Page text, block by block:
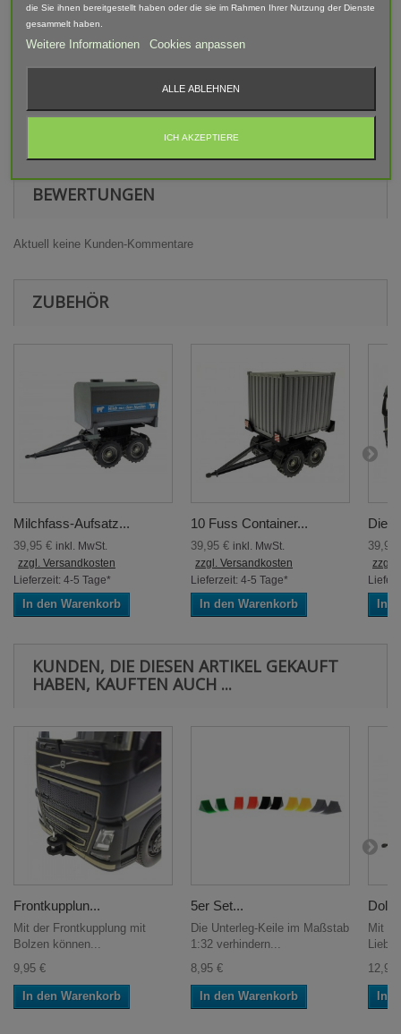
Warnhinweis
Achtung! Modellbauartikel nicht für Kinder unter 14 Jahren
geeignet! Erstickungsgefahr Aufgrund verschluckbarer und
BEWERTUNGEN
Aktuell keine Kunden-Kommentare
ZUBEHÖR
Milchfass-Aufsatz...
39,95 € inkl. MwSt.
zzgl. Versandkosten
Lieferzeit: 4-5 Tage*
In den Warenkorb
10 Fuss Container...
39,95 € inkl. MwSt.
zzgl. Versandkosten
Lieferzeit: 4-5 Tage*
In den Warenkorb
zzgl.
In
KUNDEN, DIE DIESEN ARTIKEL GEKAUFT
HABEN, KAUFTEN AUCH ...
Frontkupplun...
Mit der Frontkupplung mit
Bolzen können...
9,95 €
In den Warenkorb
5er Set...
Die Unterleg-Keile im Maßstab
1:32 verhindern...
8,95 €
In den Warenkorb
Mit
12,95
In
die Sie ihnen bereitgestellt haben oder die sie im Rahmen Ihrer Nutzung der Dienste
gesammelt haben.
Weitere Informationen Cookies anpassen
ALLE ABLEHNEN
ICH AKZEPTIERE